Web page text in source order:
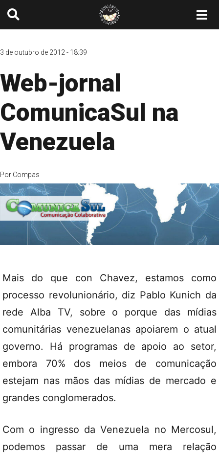
3 de outubro de 2012 - 18:39
Web-jornal
ComunicaSul na
Venezuela
Por Compas
Mais do que con Chavez, estamos como
processo revolunionário, diz Pablo Kunich da
rede Alba TV, sobre o porque das mídias
comunitárias venezuelanas apoiarem o atual
governo. Há programas de apoio ao setor,
embora 70% dos meios de comunicação
estejam nas mãos das mídias de mercado e
grandes conglomerados.
Com o ingresso da Venezuela no Mercosul,
podemos passar de uma mera relação